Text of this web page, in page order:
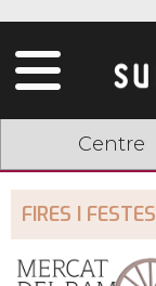
Centre
FIRES I FESTES